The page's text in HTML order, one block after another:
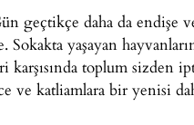
geçtikçe daha da endişe
yaşayan
karşısında toplum sizden
ve katliamlara bir yenisi